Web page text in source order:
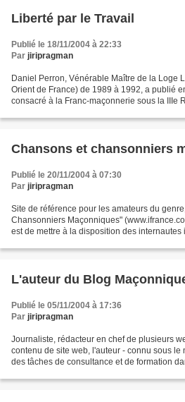
Liberté par le Travail
Publié le 18/11/2004 à 22:33
Par jiripragman
Daniel Perron, Vénérable Maître de la Loge
Orient de France) de 1989 à 1992, a publié
consacré à la Franc-maçonnerie sous la IIIe
Chansons et chansonniers
Publié le 20/11/2004 à 07:30
Par jiripragman
Site de référence pour les amateurs du
Chansonniers Maçonniques"
est de mettre à la disposition des internautes
L'auteur du Blog
Publié le 05/11/2004 à 17:36
Par jiripragman
Journaliste, rédacteur en chef de plusieurs
contenu de site web, l'auteur - connu sous le
des tâches de consultance et de formation